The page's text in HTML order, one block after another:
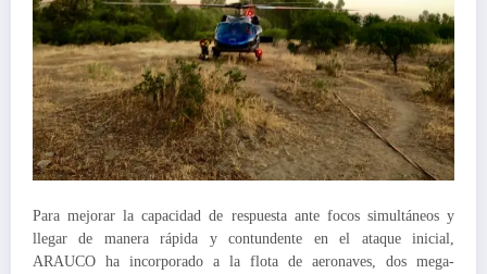
Para mejorar la capacidad de respuesta ante focos simultáneos y
llegar de manera rápida y contundente en el ataque inicial,
ARAUCO ha incorporado a la flota de aeronaves, dos mega-